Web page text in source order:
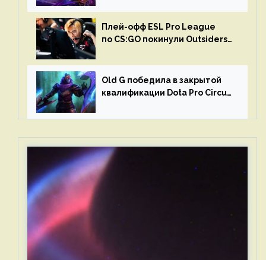
Плей-офф ESL Pro League
по CS:GO покинули Outsiders
Old G победила в закрытой
квалификации Dota Pro Circuit